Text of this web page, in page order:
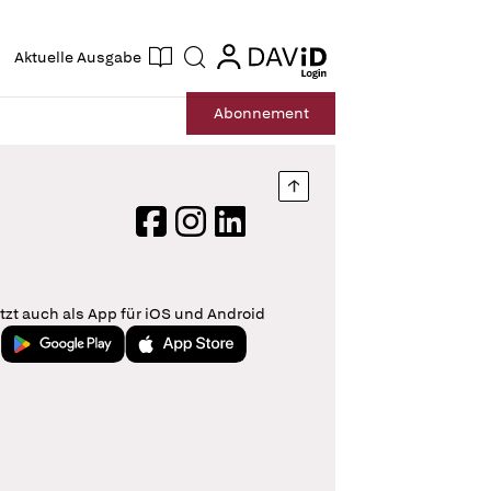
Aktuelle Ausgabe Suche login
login
Abonnement
Nach oben springen
FacebookInstagram
LinkedIn
auch als App für iOS und Android
Jetzt bei Google PlayLaden im App Store